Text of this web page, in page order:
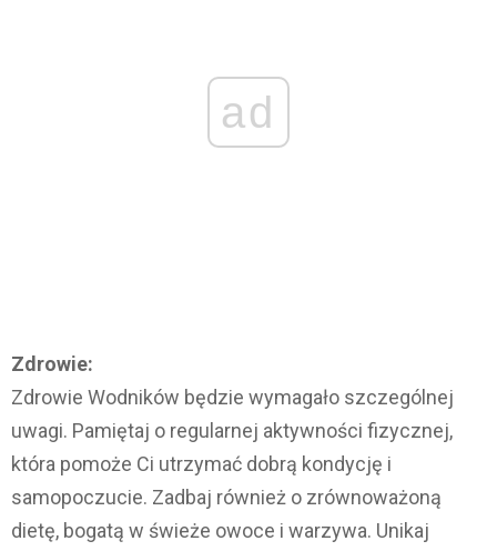
ad
Zdrowie:
Zdrowie Wodników będzie wymagało szczególnej
uwagi. Pamiętaj o regularnej aktywności fizycznej,
która pomoże Ci utrzymać dobrą kondycję i
samopoczucie. Zadbaj również o zrównoważoną
dietę, bogatą w świeże owoce i warzywa. Unikaj